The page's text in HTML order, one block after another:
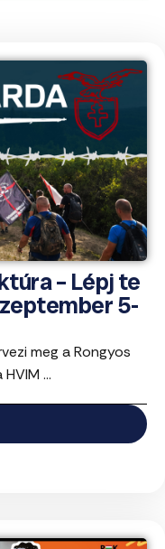
– Lépj te
5-
meg a Rongyos
...